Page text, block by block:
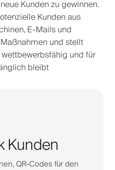
Kunden zu gewinnen.
Kunden aus
E-Mails und
und stellt
und für
bleibt
Kunden
QR-Codes für den